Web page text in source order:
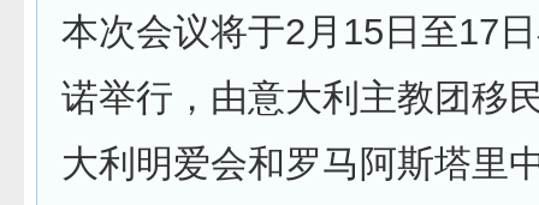
本次会议将于2月15日至17
诺举行，由意大利主教团移
大利明爱会和罗马阿斯塔里